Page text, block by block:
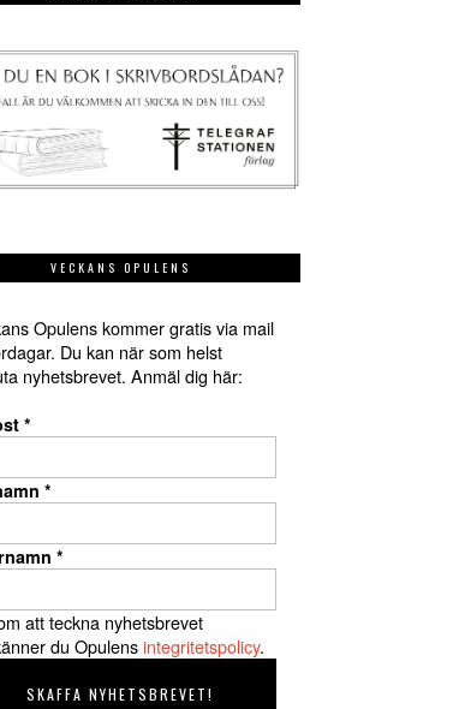
VECKANS OPULENS
Opulens kommer gratis via mail
Du kan när som helst
nyhetsbrevet. Anmäl dig här:
*
*
*
att teckna nyhetsbrevet
du Opulensintegritetspolicy.